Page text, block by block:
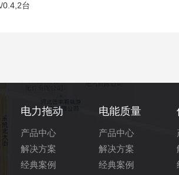
0.4,2台
电力拖动
产品中心
解决方案
经典案例
电能质量
产品中心
解决方案
经典案例